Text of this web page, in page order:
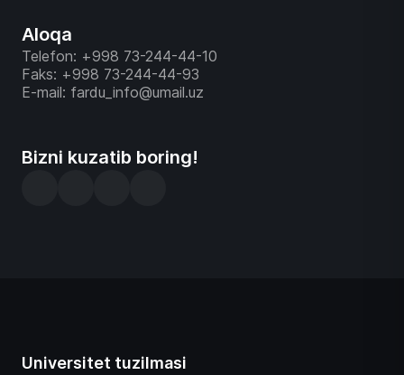
Aloqa
Telefon: +998 73-244-44-10
Faks: +998 73-244-44-93
E-mail: fardu_info@umail.uz
Bizni kuzatib boring!
Universitet tuzilmasi